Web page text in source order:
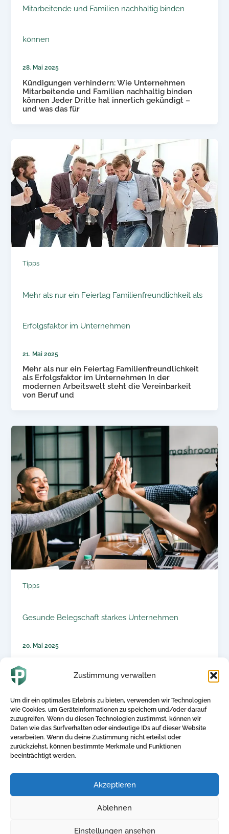
Zustimmung verwalten
Um dir ein optimales Erlebnis zu bieten, verwenden wir Technologien
wie Cookies, um Geräteinformationen zu speichern und/oder darauf
zuzugreifen. Wenn du diesen Technologien zustimmst, können wir
Daten wie das Surfverhalten oder eindeutige IDs auf dieser Website
verarbeiten. Wenn du deine Zustimmung nicht erteilst oder
zurückziehst, können bestimmte Merkmale und Funktionen
beeinträchtigt werden.
Akzeptieren
Ablehnen
Einstellungen ansehen
Mitarbeitende und Familien nachhaltig binden
können
28. Mai 2025
Kündigungen verhindern: Wie Unternehmen
Mitarbeitende und Familien nachhaltig binden
können Jeder Dritte hat innerlich gekündigt –
und was das für
Tipps
Mehr als nur ein Feiertag Familienfreundlichkeit als
Erfolgsfaktor im Unternehmen
21. Mai 2025
Mehr als nur ein Feiertag Familienfreundlichkeit
als Erfolgsfaktor im Unternehmen In der
modernen Arbeitswelt steht die Vereinbarkeit
von Beruf und
Tipps
Gesunde Belegschaft starkes Unternehmen
20. Mai 2025
einer sich ständig wandelnden Arbeitswelt steht
die Gesundheit der Mitarbeitenden mehr denn je
1 2 … 8 Weiter
Kontakt
info@betriebliche-